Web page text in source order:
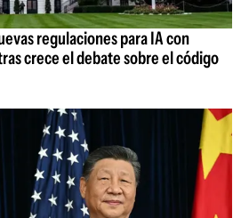
regulaciones para IA con
crece el debate sobre el código